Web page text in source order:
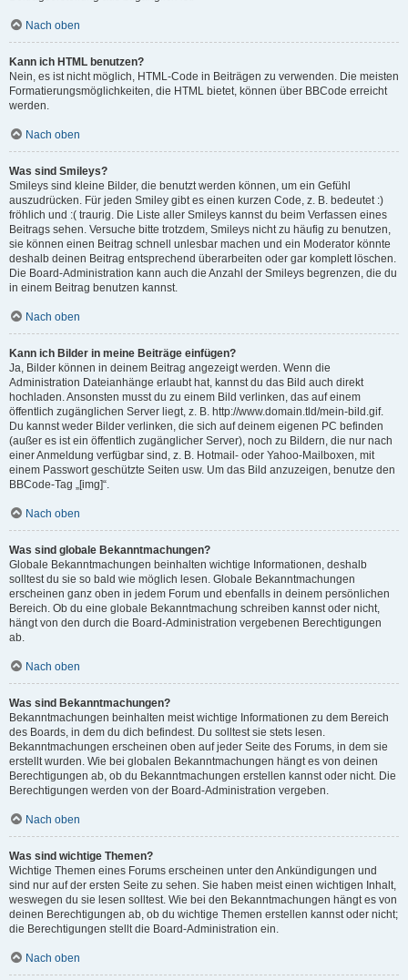
Nach oben
Kann ich HTML benutzen?
Nein, es ist nicht möglich, HTML-Code in Beiträgen zu verwenden. Die meisten
Formatierungsmöglichkeiten, die HTML bietet, können über BBCode erreicht
werden.
Nach oben
Was sind Smileys?
Smileys sind kleine Bilder, die benutzt werden können, um ein Gefühl
auszudrücken. Für jeden Smiley gibt es einen kurzen Code, z. B. bedeutet :)
fröhlich und :( traurig. Die Liste aller Smileys kannst du beim Verfassen eines
Beitrags sehen. Versuche bitte trotzdem, Smileys nicht zu häufig zu benutzen,
sie können einen Beitrag schnell unlesbar machen und ein Moderator könnte
deshalb deinen Beitrag entsprechend überarbeiten oder gar komplett löschen.
Die Board-Administration kann auch die Anzahl der Smileys begrenzen, die du
in einem Beitrag benutzen kannst.
Nach oben
Kann ich Bilder in meine Beiträge einfügen?
Ja, Bilder können in deinem Beitrag angezeigt werden. Wenn die
Administration Dateianhänge erlaubt hat, kannst du das Bild auch direkt
hochladen. Ansonsten musst du zu einem Bild verlinken, das auf einem
öffentlich zugänglichen Server liegt, z. B. http://www.domain.tld/mein-bild.gif.
Du kannst weder Bilder verlinken, die sich auf deinem eigenen PC befinden
(außer es ist ein öffentlich zugänglicher Server), noch zu Bildern, die nur nach
einer Anmeldung verfügbar sind, z. B. Hotmail- oder Yahoo-Mailboxen, mit
einem Passwort geschützte Seiten usw. Um das Bild anzuzeigen, benutze den
BBCode-Tag „[img]“.
Nach oben
Was sind globale Bekanntmachungen?
Globale Bekanntmachungen beinhalten wichtige Informationen, deshalb
solltest du sie so bald wie möglich lesen. Globale Bekanntmachungen
erscheinen ganz oben in jedem Forum und ebenfalls in deinem persönlichen
Bereich. Ob du eine globale Bekanntmachung schreiben kannst oder nicht,
hängt von den durch die Board-Administration vergebenen Berechtigungen
ab.
Nach oben
Was sind Bekanntmachungen?
Bekanntmachungen beinhalten meist wichtige Informationen zu dem Bereich
des Boards, in dem du dich befindest. Du solltest sie stets lesen.
Bekanntmachungen erscheinen oben auf jeder Seite des Forums, in dem sie
erstellt wurden. Wie bei globalen Bekanntmachungen hängt es von deinen
Berechtigungen ab, ob du Bekanntmachungen erstellen kannst oder nicht. Die
Berechtigungen werden von der Board-Administration vergeben.
Nach oben
Was sind wichtige Themen?
Wichtige Themen eines Forums erscheinen unter den Ankündigungen und
sind nur auf der ersten Seite zu sehen. Sie haben meist einen wichtigen Inhalt,
weswegen du sie lesen solltest. Wie bei den Bekanntmachungen hängt es von
deinen Berechtigungen ab, ob du wichtige Themen erstellen kannst oder nicht;
die Berechtigungen stellt die Board-Administration ein.
Nach oben